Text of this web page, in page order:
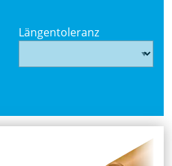
Längentoleranz